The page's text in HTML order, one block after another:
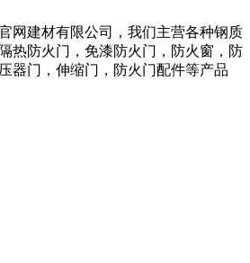
网建材有限公司，我们主营各种钢质
热防火门，免漆防火门，防火窗，防
器门，伸缩门，防火门配件等产品